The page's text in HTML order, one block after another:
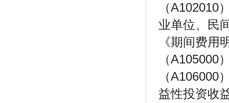
（A102010
业单位、民
《期间费用
（A105000
（
益性投资收